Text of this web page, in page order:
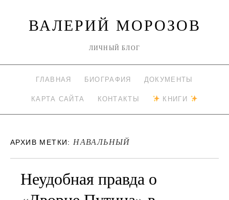
ВАЛЕРИЙ МОРОЗОВ
ЛИЧНЫЙ БЛОГ
ГЛАВНАЯ БИОГРАФИЯ ДОКУМЕНТЫ
КАРТА САЙТА КОНТАКТЫ КНИГИ
АРХИВ МЕТКИ: НАВАЛЬНЫЙ
Неудобная правда о